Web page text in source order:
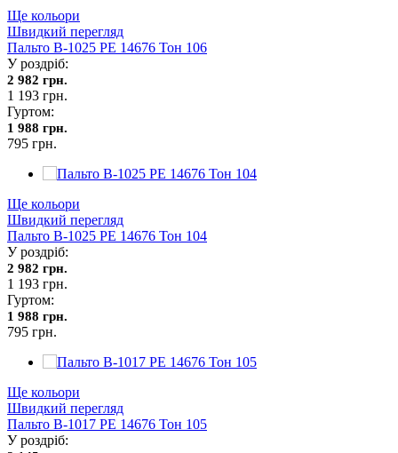
Ще кольори
Швидкий перегляд
Пальто В-1025 PE 14676 Тон 106
У роздріб:
2 982 грн.
1 193 грн.
Гуртом:
1 988 грн.
795 грн.
Ще кольори
Швидкий перегляд
Пальто В-1025 PE 14676 Тон 104
У роздріб:
2 982 грн.
1 193 грн.
Гуртом:
1 988 грн.
795 грн.
Ще кольори
Швидкий перегляд
Пальто В-1017 PE 14676 Тон 105
У роздріб: